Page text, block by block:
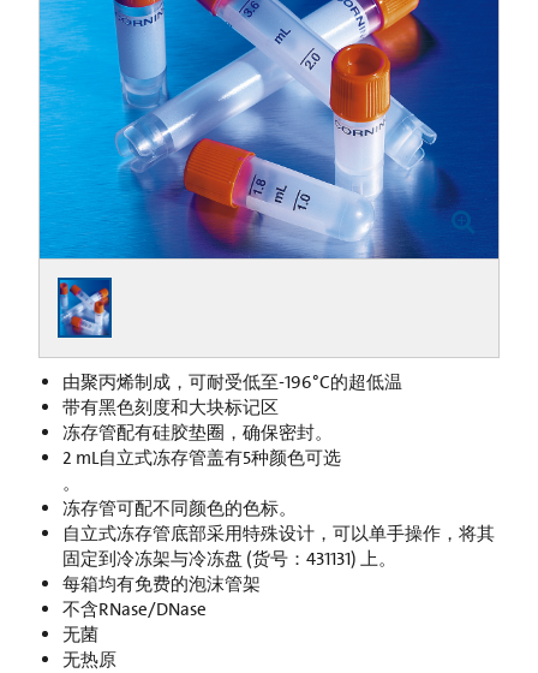
由聚丙烯制成，可耐受低至-196°C的超低温
带有黑色刻度和大块标记区
冻存管配有硅胶垫圈，确保密封。
2 mL自立式冻存管盖有5种颜色可选
。
冻存管可配不同颜色的色标。
自立式冻存管底部采用特殊设计，可以单手操作，将其
固定到冷冻架与冷冻盘 (货号：431131) 上。
每箱均有免费的泡沫管架
不含RNase/DNase
无菌
无热原